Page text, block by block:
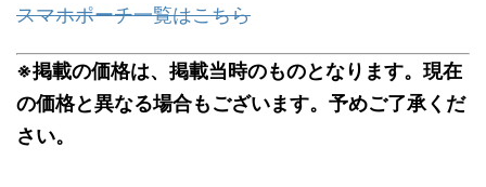
スマホポーチ一覧はこちら
※掲載の価格は、掲載当時のものとなります。現在
の価格と異なる場合もございます。予めご了承くだ
さい。